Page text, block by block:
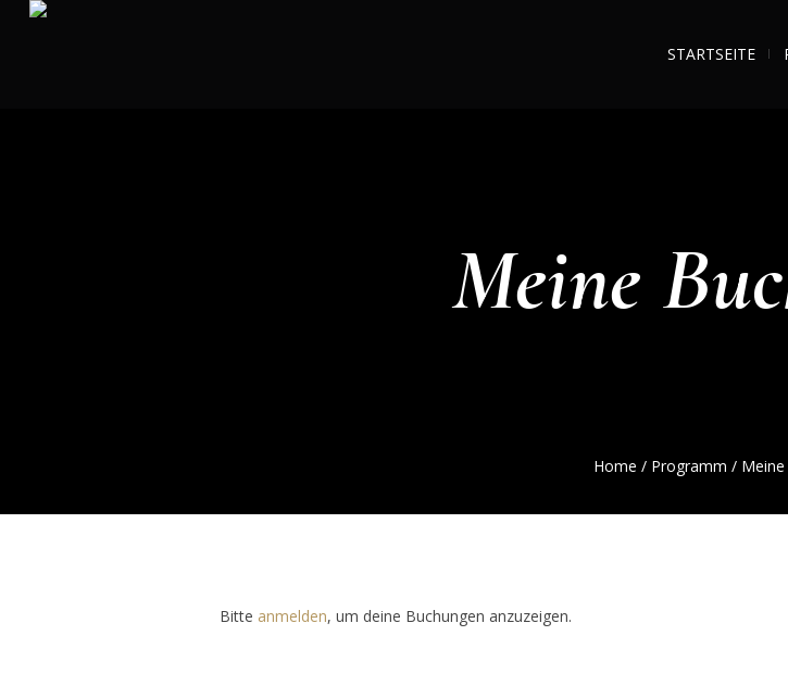
STARTSEITE
Meine
Home / Programm /
Bitte anmelden, um deine Buchungen anzuzeigen.